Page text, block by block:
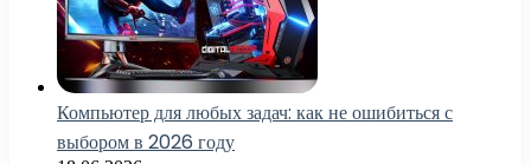
Компьютер для любых задач: как не ошибиться с
выбором в 2026 году